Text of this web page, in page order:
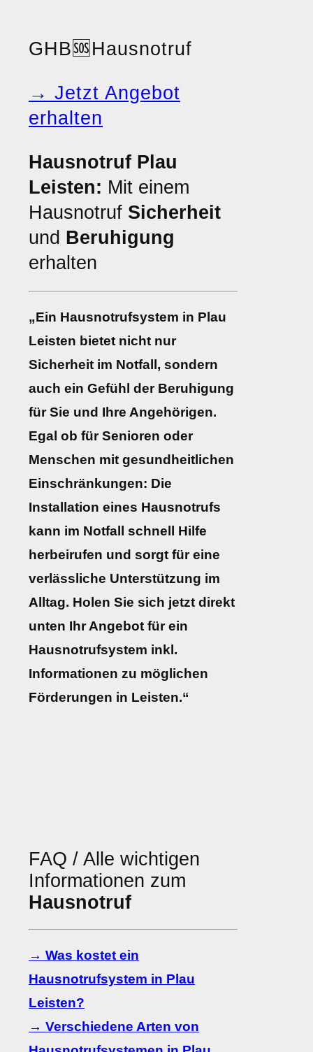
GHB🆘 Hausnotruf
→ Jetzt Angebot
erhalten
Hausnotruf Plau
Leisten: Mit einem
Hausnotruf Sicherheit
und Beruhigung
erhalten
„Ein Hausnotrufsystem in Plau
Leisten bietet nicht nur
Sicherheit im Notfall, sondern
auch ein Gefühl der Beruhigung
für Sie und Ihre Angehörigen.
Egal ob für Senioren oder
Menschen mit gesundheitlichen
Einschränkungen: Die
Installation eines Hausnotrufs
kann im Notfall schnell Hilfe
herbeirufen und sorgt für eine
verlässliche Unterstützung im
Alltag. Holen Sie sich jetzt direkt
unten Ihr Angebot für ein
Hausnotrufsystem inkl.
Informationen zu möglichen
Förderungen in Leisten.“
FAQ / Alle wichtigen
Informationen zum
Hausnotruf
→ Was kostet ein
Hausnotrufsystem in Plau
Leisten?
→ Verschiedene Arten von